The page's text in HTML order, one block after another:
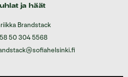
ja häät
Brandstack
50 304 5568